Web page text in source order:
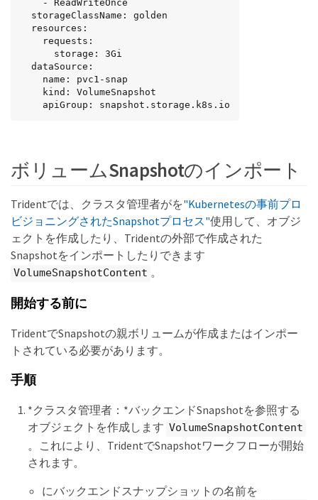
    apiGroup: snapshot.storage.k8s.io
ボリュームSnapshotのインポート
Tridentでは、クラスタ管理者がを"Kubernetesの事前プロ
ビジョニングされたSnapshotプロセス"使用して、オブジ
ェクトを作成したり、Tridentの外部で作成された
Snapshotをインポートしたりできます
VolumeSnapshotContent 。
開始する前に
TridentでSnapshotの親ボリュームが作成またはインポー
トされている必要があります。
手順
*クラスタ管理者：*バックエンドSnapshotを参照する
オブジェクトを作成します VolumeSnapshotContent
。これにより、TridentでSnapshotワークフローが開始
されます。
にバックエンドスナップショットの名前を